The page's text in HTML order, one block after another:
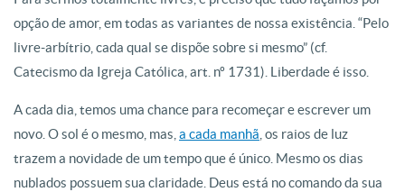
opção de amor, em todas as variantes de nossa existência. “Pelo
livre-arbítrio, cada qual se dispõe sobre si mesmo” (cf.
Catecismo da Igreja Católica, art. nº 1731). Liberdade é isso.
A cada dia, temos uma chance para recomeçar e escrever um
novo. O sol é o mesmo, mas,a cada manhã, os raios de luz
trazem a novidade de um tempo que é único. Mesmo os dias
nublados possuem sua claridade. Deus está no comando da sua